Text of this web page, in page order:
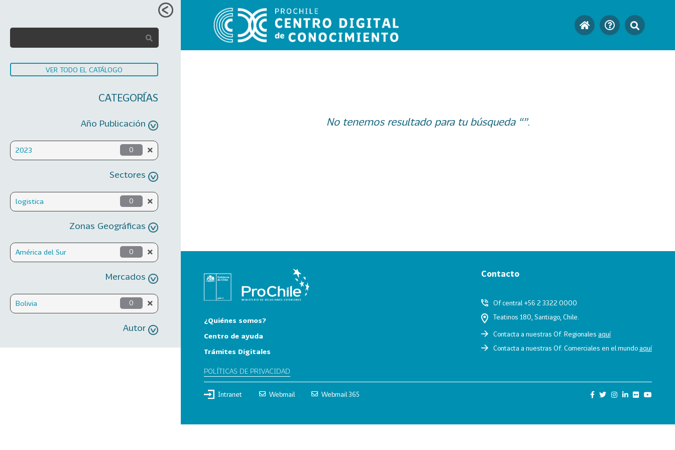
VER TODO EL CATÁLOGO
CATEGORÍAS
Año Publicación
2023 0
Sectores
logistica 0
Zonas Geográficas
América del Sur 0
Mercados
Bolivia 0
Autor
No tenemos resultado para tu búsqueda “”.
¿Quiénes somos?
Centro de ayuda
Trámites Digitales
POLÍTICAS DE PRIVACIDAD
Contacto
Of central +56 2 3322 0000
Teatinos 180, Santiago, Chile.
Contacta a nuestras Of. Regionales aquí
Contacta a nuestras Of. Comerciales en el mundoaquí
Intranet Webmail Webmail 365